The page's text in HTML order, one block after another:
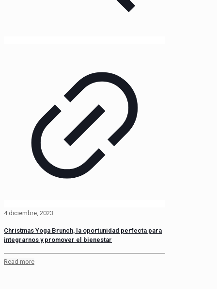
4 diciembre, 2023
Christmas Yoga Brunch, la oportunidad perfecta para
integrarnos y promover el bienestar
Read more